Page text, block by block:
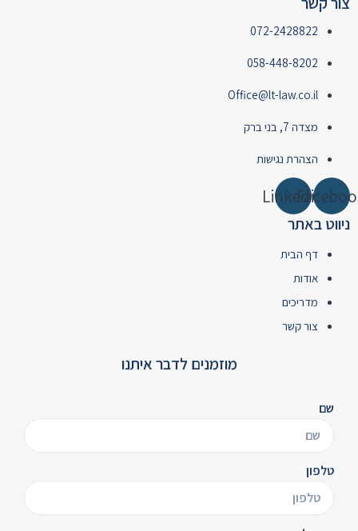
072-2428822
058-448-8202
Office@lt-law.co.il
מצדה 7, בני ברק
הצהרת נגישות
Linkedin
ניווט באתר
דף הבית
אודות
מדריכים
צור קשר
מוזמנים לדבר איתנו
שם
טלפון